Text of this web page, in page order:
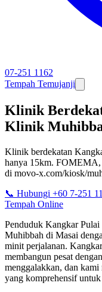
07-251 1162
Tempah Temujanji
Klinik
Klinik
Klinik berdekatan
hanya 15km. FOMEMA,
di movo-x.com/kiosk/
📞 Hubungi +60 7-251
Tempah Online
Penduduk Kangkar
Muhibbah di Masai
minit perjalanan.
membangun pesat
menggalakkan, dan
yang komprehensif